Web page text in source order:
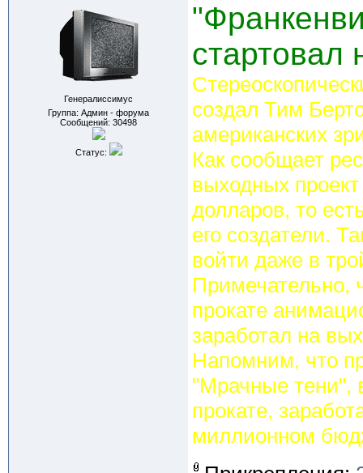
Генералиссимус
Группа: Админ - форума
Сообщений: 30498
Статус:
стартовал
создал Тим
американских
Как сообщает
выходных
долларов, то
его создатели.
войти даже в
Примечательно,
прокате
заработал на
Напомним, что
"Мрачные тени",
прокате,
миллионном